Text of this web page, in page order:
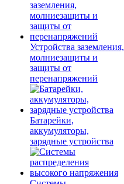
Устройства заземления,
молниезащиты и
защиты от
перенапряжений
Батарейки,
аккумуляторы,
зарядные устройства